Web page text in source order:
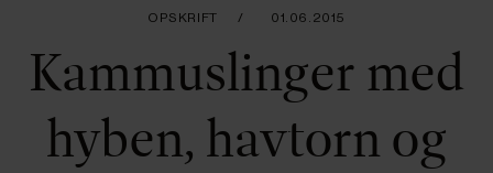
OPSKRIFT 01.06.2015
Kammuslinger med
hyben, havtorn og